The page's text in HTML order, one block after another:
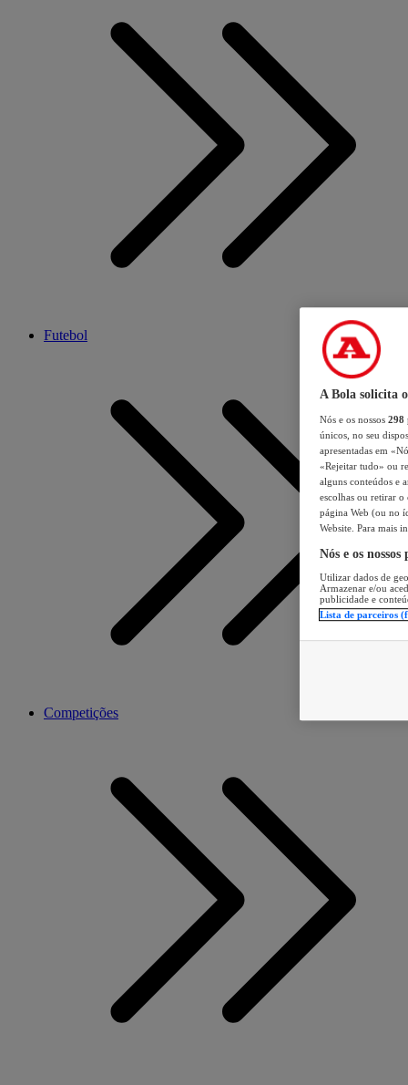
Futebol
Competições
A Bola solicita
Nós e os nossos 298
únicos, no seu
apresentadas em
«Rejeitar tudo» ou
alguns conteúdos e
escolhas ou retirar
página Web (ou no
Website. Para mais
Nós e os
Utilizar dados de
Armazenar e/ou
publicidade e
Lista de parceiros